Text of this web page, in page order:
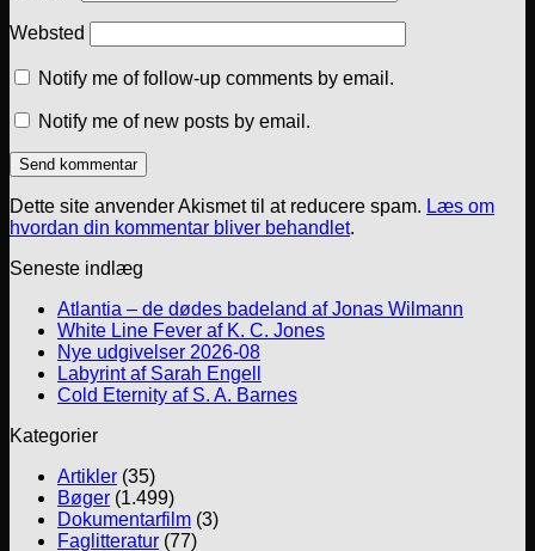
Websted
Notify me of follow-up comments by email.
Notify me of new posts by email.
Dette site anvender Akismet til at reducere spam. Læs om
hvordan din kommentar bliver behandlet.
Seneste indlæg
Atlantia – de dødes badeland af Jonas Wilmann
White Line Fever af K. C. Jones
Nye udgivelser 2026-08
Labyrint af Sarah Engell
Cold Eternity af S. A. Barnes
Kategorier
Artikler (35)
Bøger (1.499)
Dokumentarfilm (3)
Faglitteratur (77)